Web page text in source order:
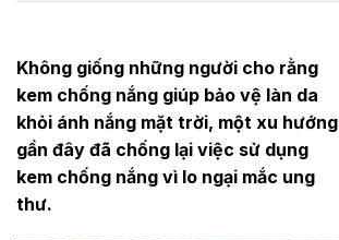
Không giống những người cho rằng
kem chống nắng giúp bảo vệ làn da
khỏi ánh nắng mặt trời, một xu hướng
gần đây đã chống lại việc sử dụng
kem chống nắng vì lo ngại mắc ung
thư.